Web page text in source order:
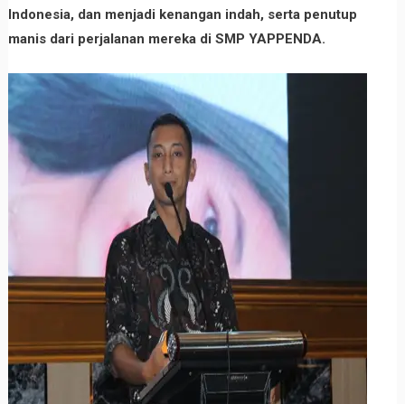
Indonesia, dan menjadi kenangan indah, serta penutup
manis dari perjalanan mereka di SMP YAPPENDA.